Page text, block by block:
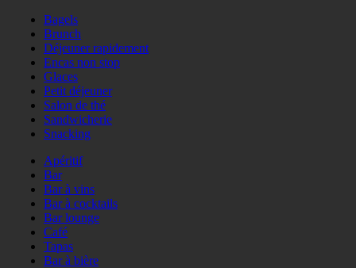
Bagels
Brunch
Déjeuner rapidement
Encas non stop
Glaces
Petit déjeuner
Salon de thé
Sandwicherie
Snacking
Apéritif
Bar
Bar à vins
Bar à cocktails
Bar lounge
Café
Tapas
Bar à bière